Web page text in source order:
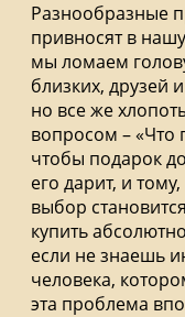
Разнообразные
привносят в
мы ломаем
близких, друзей
но все же
вопросом – «Что
чтобы подарок
его дарит, и
выбор
купить
если не знаешь
человека,
эта проблема